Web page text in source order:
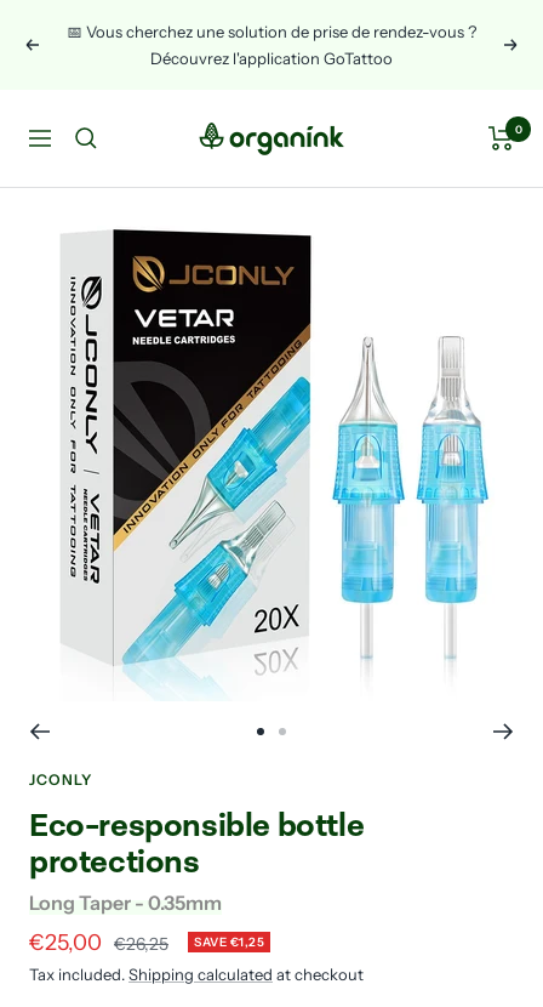
Previous
📅 Vous cherchez une solution de prise de rendez-vous ?
Découvrez l'application GoTattoo
Next
Navigation
Organink 0
1
2
JCONLY
Eco-responsible bottle
protections
Long Taper - 0.35mm
Sale
price
€25,00
Regular
price
€26,25 SAVE €1,25
Tax included.Shipping calculated at checkout